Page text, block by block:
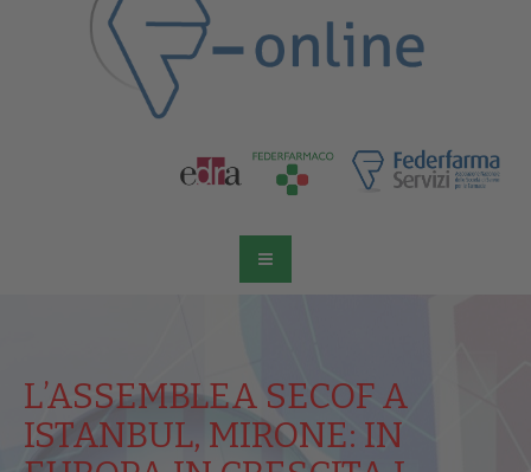
L’ASSEMBLEA SECOF A
ISTANBUL, MIRONE: IN